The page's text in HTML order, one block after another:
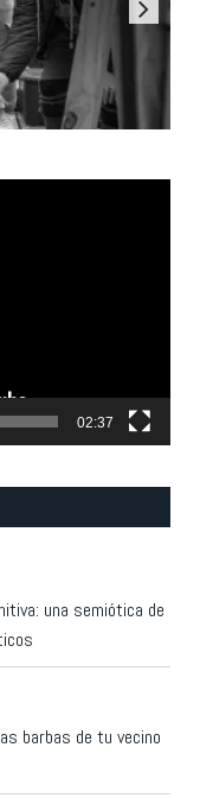
02:37
una semiótica de
barbas de tu vecino